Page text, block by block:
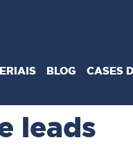
BLOG CASES
leads